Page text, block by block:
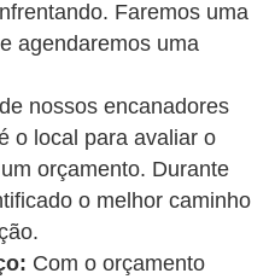
Faremos uma
agendaremos uma
nossos encanadores
o local para avaliar o
orçamento. Durante
o melhor caminho
Com o orçamento